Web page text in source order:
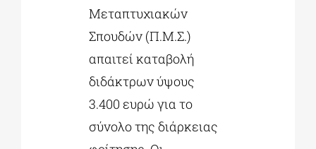
Μεταπτυχιακών
Σπουδών (Π.Μ.Σ.)
απαιτεί καταβολή
διδάκτρων ύψους
3.400 ευρώ για το
σύνολο της διάρκειας